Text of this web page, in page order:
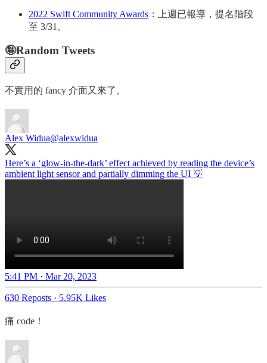
2022 Swift Community Awards ：上週已報導，提名階段
至 3/31。
🤪Random Tweets
不實用的 fancy 介面又來了。
Alex Widua@alexwidua
Here’s a ‘glow-in-the-dark’ effect achieved by reading the device’s
ambient light sensor and partially dimming the UI 💡
5:41 PM · Mar 20, 2023
630 Reposts · 5.95K Likes
痛 code！